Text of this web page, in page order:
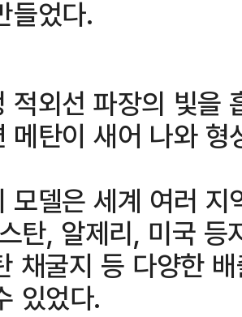
들었다.
적외선 파장의 빛을
메탄이 새어 나와
모델은 세계 여러
탄, 알제리, 미국 등
채굴지 등 다양한
있었다.